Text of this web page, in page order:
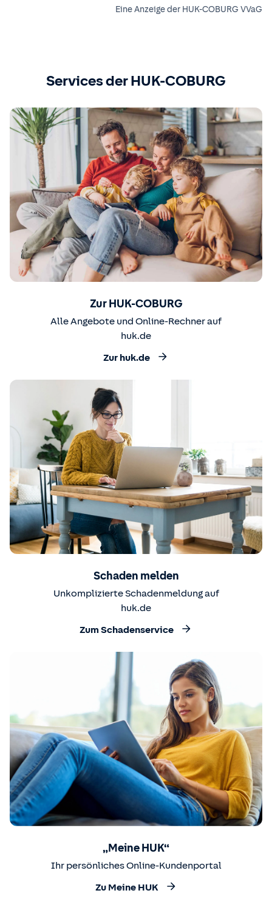
Eine Anzeige der HUK-COBURG VVaG
Services der HUK-COBURG
Zur HUK-COBURG
Alle Angebote und Online-Rechner auf
huk.de
Zur huk.de
Schaden melden
Unkomplizierte Schadenmeldung auf
huk.de
Zum Schadenservice
„Meine HUK“
Ihr persönliches Online-Kundenportal
Zu Meine HUK